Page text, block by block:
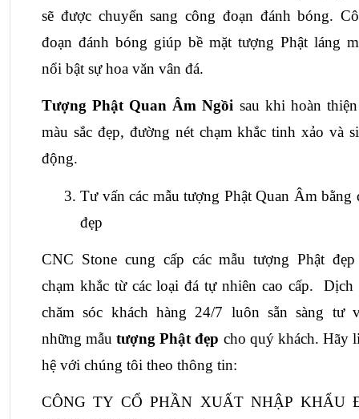
sẽ được chuyển sang công đoạn đánh bóng.
đoạn đánh bóng giúp bề mặt tượng Phật láng
nổi bật sự hoa văn vân đá.
Tượng Phật Quan Âm Ngồi sau khi hoàn thiện
màu sắc đẹp, đường nét chạm khắc tinh xảo và
động.
Tư vấn các mẫu tượng Phật Quan Âm bằng
đẹp
CNC Stone cung cấp các mẫu tượng Phật
chạm khắc từ các loại đá tự nhiên cao cấp.  Dịch
chăm sóc khách hàng 24/7 luôn sẵn sàng tư
những mẫu tượng Phật đẹp cho quý khách. Hãy
hệ với chúng tôi theo thông tin:
CÔNG TY CỔ PHẦN XUẤT NHẬP KHẨU